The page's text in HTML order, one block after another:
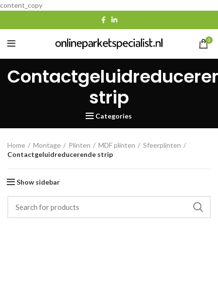
content_copy
0
strip
Categories
Home Montage Plinten MDF plinten
Sfeerplinten
Contactgeluidreducerende strip
Show sidebar